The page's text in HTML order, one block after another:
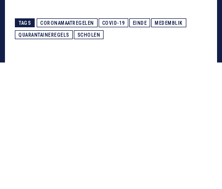
TAGS CORONAMAATREGELEN COVID-19 EINDE MEDEMBLIK
QUARANTAINEREGELS SCHOLEN